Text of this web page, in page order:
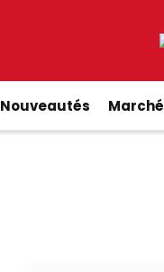
Nouveautés Marché